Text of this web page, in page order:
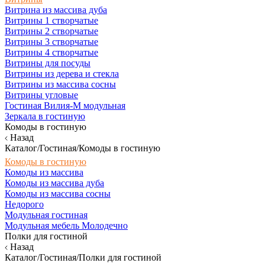
Витрина из массива дуба
Витрины 1 створчатые
Витрины 2 створчатые
Витрины 3 створчатые
Витрины 4 створчатые
Витрины для посуды
Витрины из дерева и стекла
Витрины из массива сосны
Витрины угловые
Гостиная Вилия-М модульная
Зеркала в гостиную
Комоды в гостиную
Назад
Каталог/Гостиная/Комоды в гостиную
Комоды в гостиную
Комоды из массива
Комоды из массива дуба
Комоды из массива сосны
Недорого
Модульная гостиная
Модульная мебель Молодечно
Полки для гостиной
Назад
Каталог/Гостиная/Полки для гостиной